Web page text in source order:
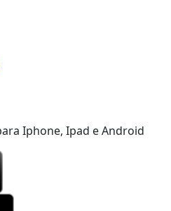
Iphone, Ipad e Android